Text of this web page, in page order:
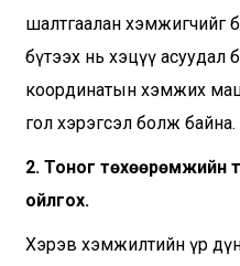
шалтгаалан хэмжигчийг
бүтээх нь хэцүү асуудал
координатын хэмжих
гол хэрэгсэл болж байна.
2. Тоног төхөөрөмжийн
ойлгох.
Хэрэв хэмжилтийн үр